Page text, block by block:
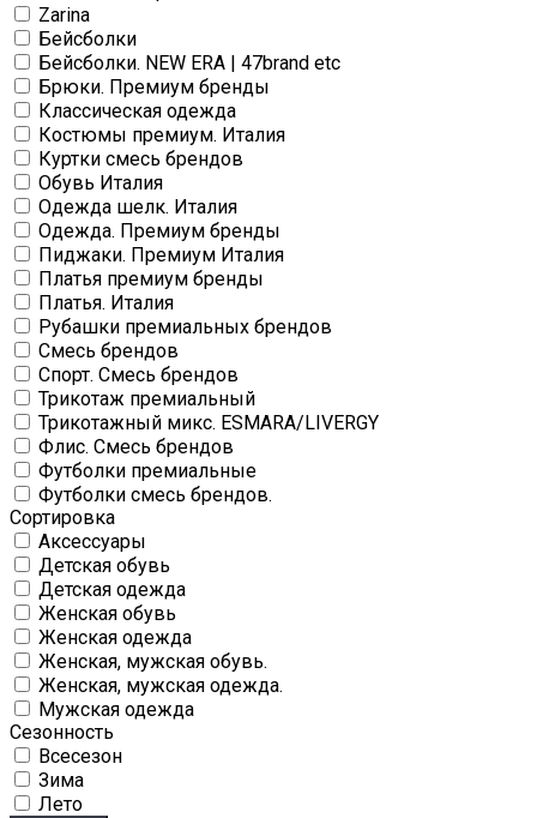
Zarina
Бейсболки
Бейсболки. NEW ERA | 47brand etc
Брюки. Премиум бренды
Классическая одежда
Костюмы премиум. Италия
Куртки смесь брендов
Обувь Италия
Одежда шелк. Италия
Одежда. Премиум бренды
Пиджаки. Премиум Италия
Платья премиум бренды
Платья. Италия
Рубашки премиальных брендов
Смесь брендов
Спорт. Смесь брендов
Трикотаж премиальный
Трикотажный микс. ESMARA/LIVERGY
Флис. Смесь брендов
Футболки премиальные
Футболки смесь брендов.
Сортировка
Аксессуары
Детская обувь
Детская одежда
Женская обувь
Женская одежда
Женская, мужская обувь.
Женская, мужская одежда.
Мужская одежда
Сезонность
Всесезон
Зима
Лето